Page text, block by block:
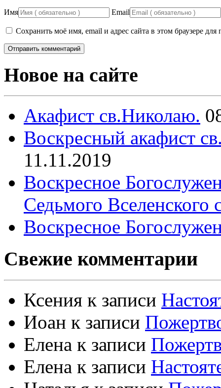
Имя Email
Сохранить моё имя, email и адрес сайта в этом браузере
Новое на сайте
Акафист св.Николаю.
Воскресный акафист
11.11.2019
Воскресное
Седьмого Вселенского
Воскресное
Свежие комментарии
Ксения к записи
Иоан к записи
Елена к записи
Елена к записи